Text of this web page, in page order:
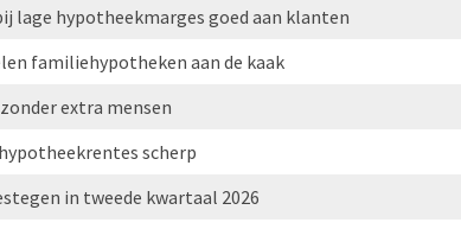
lage hypotheekmarges goed aan klanten
familiehypotheken aan de kaak
extra mensen
scherp
in tweede kwartaal 2026